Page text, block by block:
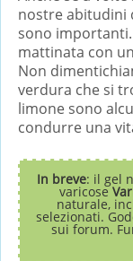
nostre abitudini
sono importanti.
mattinata con
Non
verdura che si
limone sono
condurre una
In breve: il gel
varicose
naturale,
selezionati.
sui forum.